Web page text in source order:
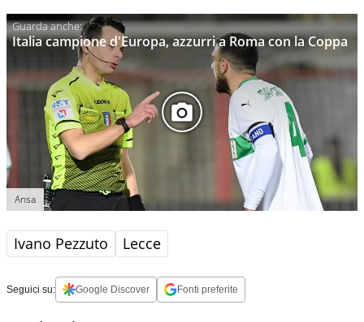
Italia campione d'Europa, azzurri a Roma con la Coppa
Ansa
Ivano Pezzuto Lecce
Seguici su: Google Discover Fonti preferite